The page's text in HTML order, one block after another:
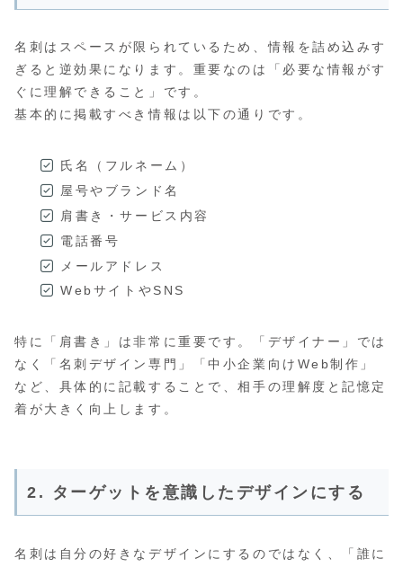
名刺はスペースが限られているため、情報を詰め込みす
ぎると逆効果になります。重要なのは「必要な情報がす
ぐに理解できること」です。
基本的に掲載すべき情報は以下の通りです。
氏名（フルネーム）
屋号やブランド名
肩書き・サービス内容
電話番号
メールアドレス
WebサイトやSNS
特に「肩書き」は非常に重要です。「デザイナー」では
なく「名刺デザイン専門」「中小企業向けWeb制作」
など、具体的に記載することで、相手の理解度と記憶定
着が大きく向上します。
2. ターゲットを意識したデザインにする
名刺は自分の好きなデザインにするのではなく、「誰に